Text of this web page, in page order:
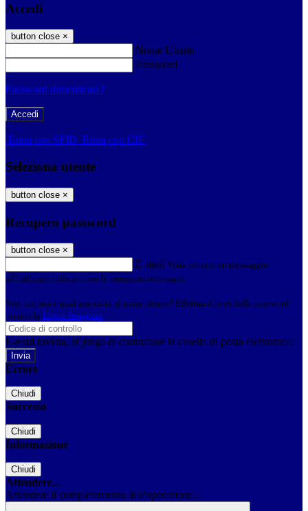
Accedi
button close ×
Nome Utente
Password
Password dimenticata?
-
Entra con SPID Entra con CIE
Seleziona utente
button close ×
Recupero password
button close ×
E-mail Verrà inviato un messaggio
all'indirizzo indicato con le istruzioni necessarie.
Non hai una e-mail associata al nome utente? Effettua il reset della password
tramite la Login Spaggiari
E-mail inviata, si prega di controllare la casella di posta elettronica!
Errore
Chiudi
Successo
Chiudi
Informazione
Chiudi
Attendere...
Attendere il completamento dell'operazione...